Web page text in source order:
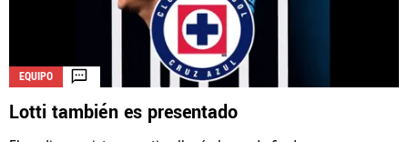
EQUIPO
Lotti también es presentado